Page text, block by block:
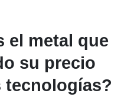
el metal que
su precio
tecnologías?